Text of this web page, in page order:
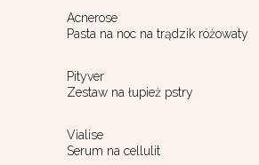
Acnerose
Pasta na noc na trądzik różowaty
Pityver
Zestaw na łupież pstry
Vialise
Serum na cellulit